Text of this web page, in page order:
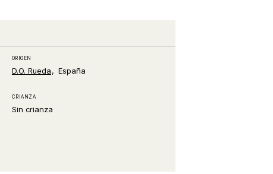
ORIGEN
D.O. Rueda España
CRIANZA
Sin crianza